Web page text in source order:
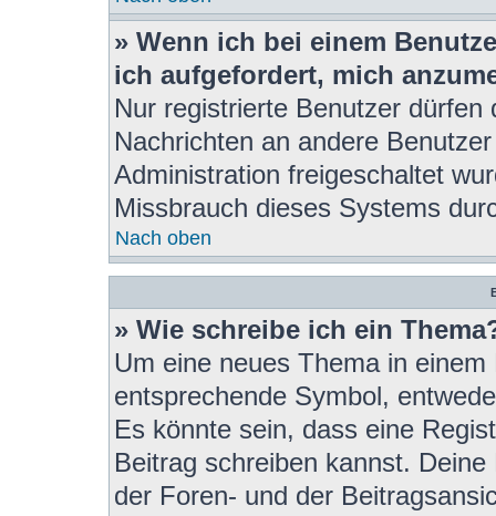
» Wenn ich bei einem
ich aufgefordert, mich
Nur registrierte Benutzer
Nachrichten an andere
Administration freigeschaltet
Missbrauch dieses Systems
Nach oben
» Wie schreibe ich ein
Um eine neues Thema in
entsprechende Symbol,
Es könnte sein, dass eine
Beitrag schreiben kannst.
der Foren- und der